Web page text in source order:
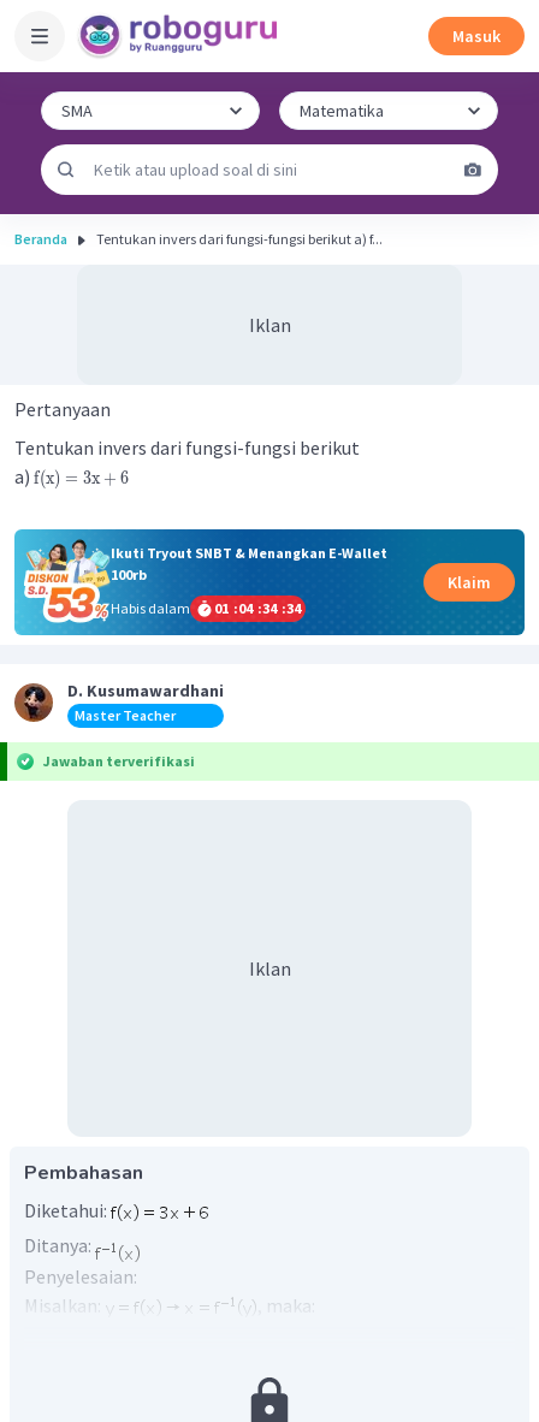
Masuk
Beranda Tentukan invers dari fungsi-fungsi berikut a) f...
Iklan
Pertanyaan
Tentukan invers dari fungsi-fungsi berikut
a) f(x) = 3x + 6
Ikuti Tryout SNBT & Menangkan E-Wallet
100rb
Habis dalam
01 :04 :34 :34
Klaim
D. Kusumawardhani
Master Teacher
Jawaban terverifikasi
Iklan
Pembahasan
Diketahui:
Ditanya:
Penyelesaian:
Misalkan:
, maka: